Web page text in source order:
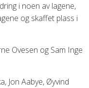
i noen av lagene,
og skaffet plass i
Ovesen og Sam Inge
Jon Aabye, Øyvind